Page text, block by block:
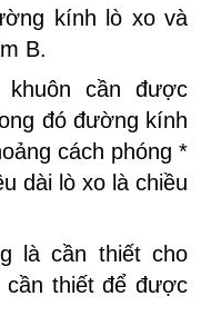
kính lò xo và
B.
cần được
đó đường kính
cách phóng *
dài lò xo là chiều
là cần thiết cho
thiết để được